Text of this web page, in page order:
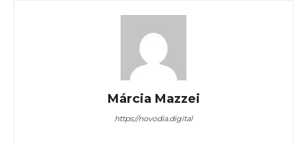
Márcia Mazzei
https://novodia.digital